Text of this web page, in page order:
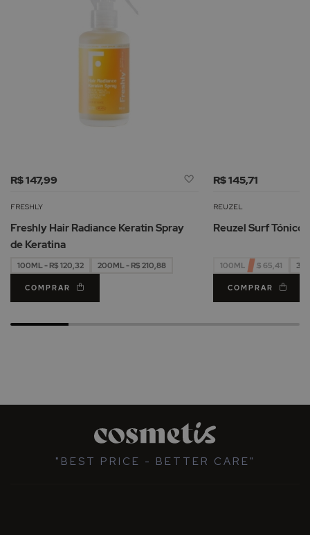
R$ 147,99
Adicionar
Lista
Desejos
FRESHLY
Freshly Hair Radiance Keratin Spray
de Keratina
100ML - R$ 120,32 200ML - R$ 210,88
COMPRAR
R$ 145,71
REUZEL
Reuzel Surf Tónico
100ML - R$ 65,41
COMPRAR
"BEST PRICE - BETTER CARE"